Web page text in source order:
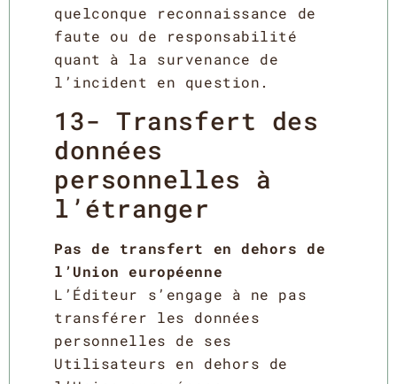
quelconque reconnaissance de
faute ou de responsabilité
quant à la survenance de
l’incident en question.
13- Transfert des
données
personnelles à
l’étranger
Pas de transfert en dehors de
l’Union européenne
L’Éditeur s’engage à ne pas
transférer les données
personnelles de ses
Utilisateurs en dehors de